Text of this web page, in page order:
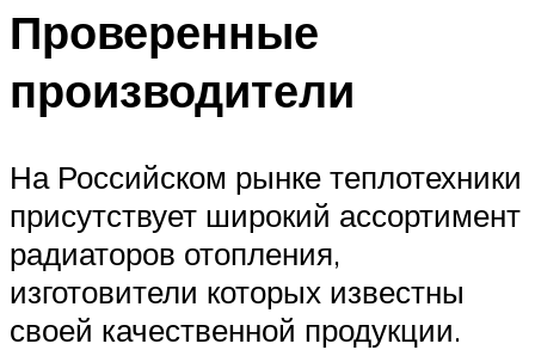
Проверенные
производители
На Российском рынке теплотехники
присутствует широкий ассортимент
радиаторов отопления,
изготовители которых известны
своей качественной продукции.